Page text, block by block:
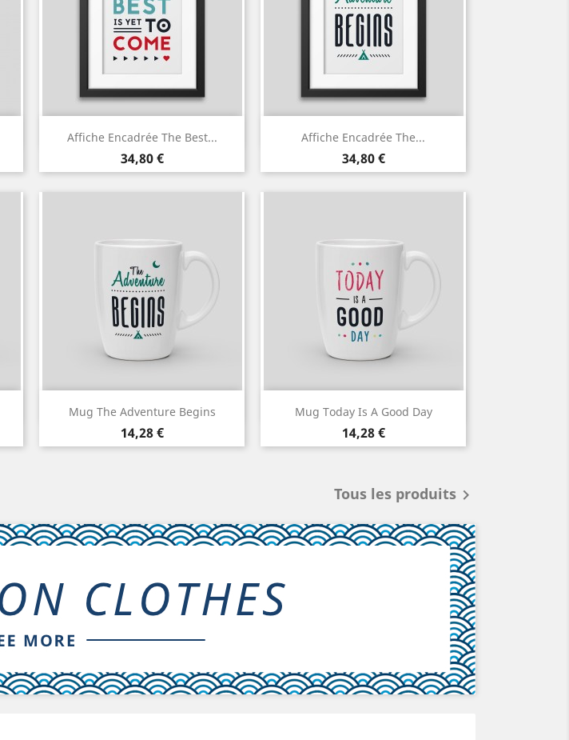
Affiche Encadrée The Best...
Prix
34,80 €
 Aperçu rapide Affiche Encadrée The...
Prix
34,80 €
Aperçu rapide
Mug The Adventure Begins
Prix
14,28 €
Aperçu rapide Mug Today Is A Good Day
Prix
14,28 €
Aperçu rapide
Tous les produits 